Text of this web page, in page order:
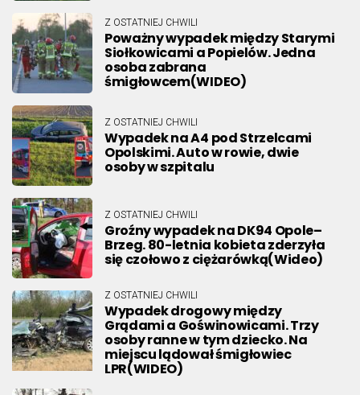
Z OSTATNIEJ CHWILI
Poważny wypadek między Starymi
Siołkowicami a Popielów. Jedna
osoba zabrana
śmigłowcem(WIDEO)
Z OSTATNIEJ CHWILI
Wypadek na A4 pod Strzelcami
Opolskimi. Auto w rowie, dwie
osoby w szpitalu
Z OSTATNIEJ CHWILI
Groźny wypadek na DK94 Opole–
Brzeg. 80-letnia kobieta zderzyła
się czołowo z ciężarówką(Wideo)
Z OSTATNIEJ CHWILI
Wypadek drogowy między
Grądami a Goświnowicami. Trzy
osoby ranne w tym dziecko. Na
miejscu lądował śmigłowiec
LPR(WIDEO)